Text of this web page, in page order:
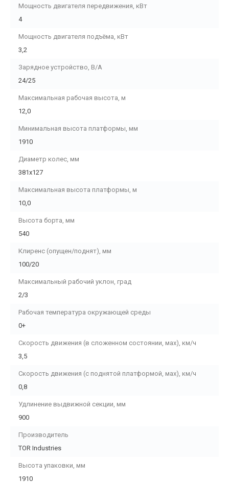
Мощность двигателя передвижения, кВт
4
Мощность двигателя подъёма, кВт
3,2
Зарядное устройство, В/А
24/25
Максимальная рабочая высота, м
12,0
Минимальная высота платформы, мм
1910
Диаметр колес, мм
381х127
Максимальная высота платформы, м
10,0
Высота борта, мм
540
Клиренс (опущен/поднят), мм
100/20
Максимальный рабочий уклон, град
2/3
Рабочая температура окружающей среды
0+
Скорость движения (в сложенном состоянии, мах), км/ч
3,5
Скорость движения (с поднятой платформой, мах), км/ч
0,8
Удлинение выдвижной секции, мм
900
Производитель
TOR Industries
Высота упаковки, мм
1910